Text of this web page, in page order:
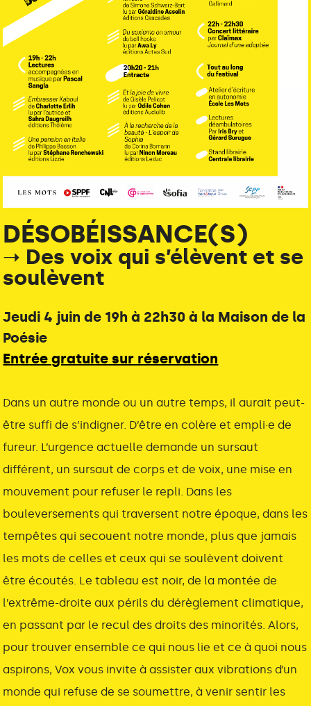
DÉSOBÉISSANCE(S)
➝ Des voix qui s’élèvent et se
soulèvent
Jeudi 4 juin de 19h à 22h30 à la Maison de la
Poésie
Entrée gratuite sur réservation
Dans un autre monde ou un autre temps, il aurait peut-
être suffi de s’indigner. D’être en colère et empli·e de
fureur. L’urgence actuelle demande un sursaut
différent, un sursaut de corps et de voix, une mise en
mouvement pour refuser le repli. Dans les
bouleversements qui traversent notre époque, dans les
tempêtes qui secouent notre monde, plus que jamais
les mots de celles et ceux qui se soulèvent doivent
être écoutés. Le tableau est noir, de la montée de
l’extrême-droite aux périls du dérèglement climatique,
en passant par le recul des droits des minorités. Alors,
pour trouver ensemble ce qui nous lie et ce à quoi nous
aspirons, Vox vous invite à assister aux vibrations d’un
monde qui refuse de se soumettre, à venir sentir les